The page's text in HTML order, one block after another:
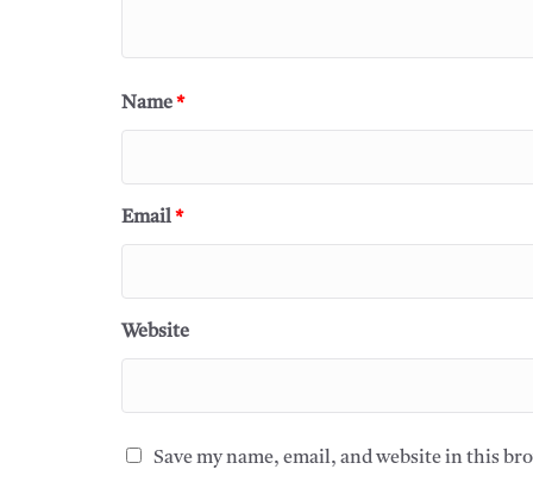
Name*
Email*
Website
Save my name, email, and website in this